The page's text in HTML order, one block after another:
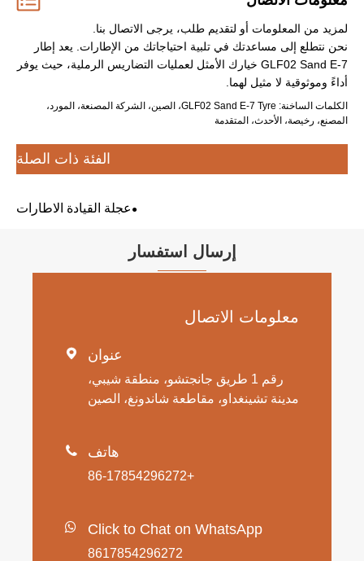
لمزيد من المعلومات أو لتقديم طلب، يرجى الاتصال بنا.
نحن نتطلع إلى مساعدتك في تلبية احتياجاتك من الإطارات. يعد إطار
GLF02 Sand E-7 خيارك الأمثل لعمليات التضاريس الرملية، حيث يوفر
أداءً وموثوقية لا مثيل لهما.
الكلمات الساخنة: GLF02 Sand E-7 Tyre، الصين، الشركة المصنعة، المورد،
المصنع، رخيصة، الأحدث، المتقدمة
الفئة ذات الصلة
عجلة القيادة الاطارات
إرسال استفسار
معلومات الاتصال
 عنوان
رقم 1 طريق جانجتشو، منطقة شيبي،
مدينة تشينغداو، مقاطعة شاندونغ، الصين
 هاتف
+86-17854296272
Click to Chat on WhatsApp
8617854296272